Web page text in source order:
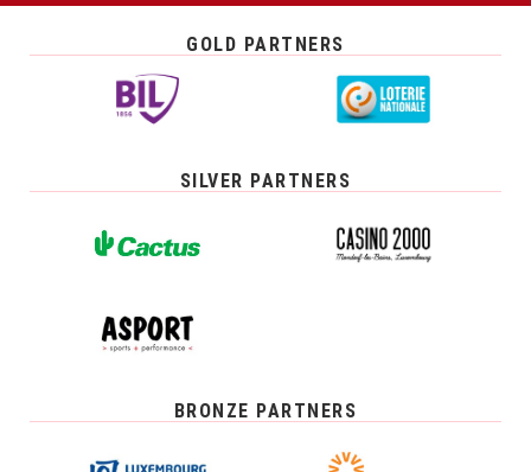
GOLD PARTNERS
SILVER PARTNERS
BRONZE PARTNERS